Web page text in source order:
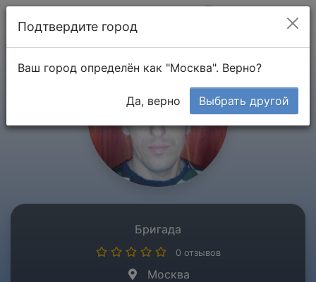
Бригада
0 отзывов
Москва
Подтвердите город
Ваш город определён как "Москва". Верно?
Да, верно Выбрать другой